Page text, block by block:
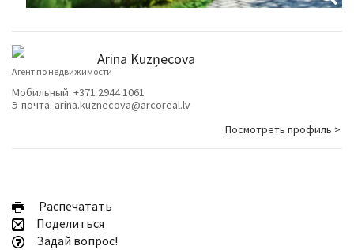
Arina Kuzņecova
Агент по недвижимости
Мобильный: +371 2944 1061
Э-почта: arina.kuznecova@arcoreal.lv
Посмотреть профиль >
Pаспечатать
Поделиться
Задай вопрос!